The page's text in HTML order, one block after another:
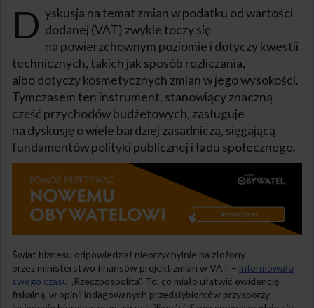
D yskusja na temat zmian w podatku od wartości
dodanej (VAT) zwykle toczy się
na powierzchownym poziomie i dotyczy kwestii
technicznych, takich jak sposób rozliczania,
albo dotyczy kosmetycznych zmian w jego wysokości.
Tymczasem ten instrument, stanowiący znaczną
część przychodów budżetowych, zasługuje
na dyskusję o wiele bardziej zasadniczą, sięgającą
fundamentów polityki publicznej i ładu społecznego.
Świat biznesu odpowiedział nieprzychylnie na złożony
przez ministerstwo finansów projekt zmian w VAT – informowała
swego czasu „Rzeczpospolita”. To, co miało ułatwić ewidencję
fiskalną, w opinii indagowanych przedsiębiorców przysporzy